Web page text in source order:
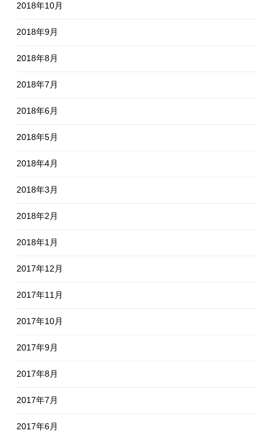
2018年10月
2018年9月
2018年8月
2018年7月
2018年6月
2018年5月
2018年4月
2018年3月
2018年2月
2018年1月
2017年12月
2017年11月
2017年10月
2017年9月
2017年8月
2017年7月
2017年6月